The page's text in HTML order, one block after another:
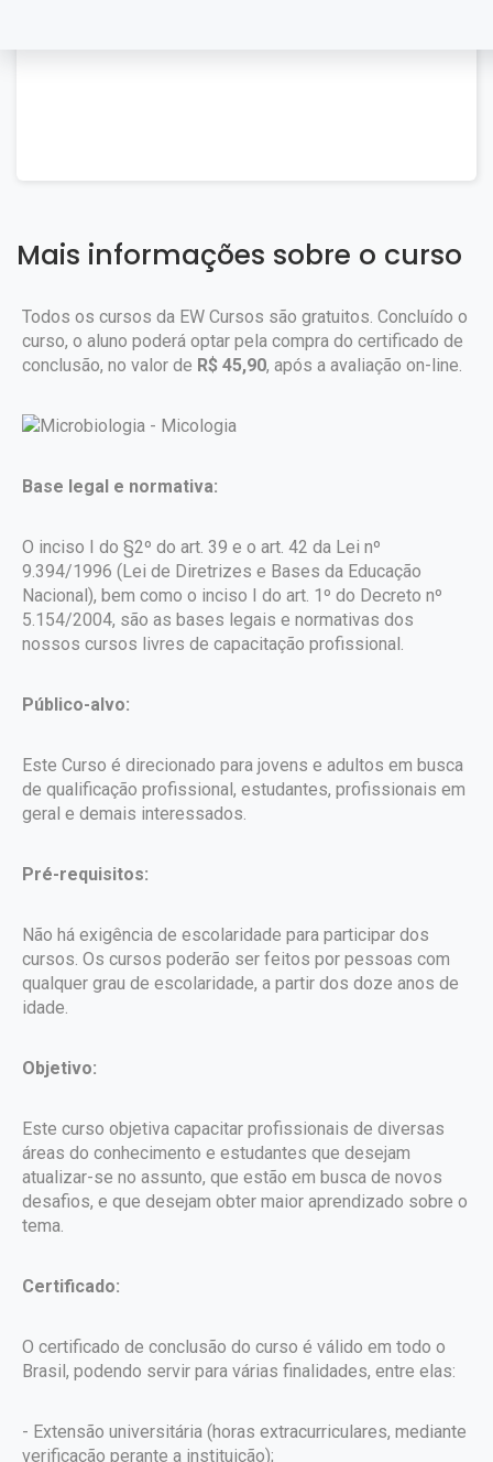
Mais informações sobre o curso
Todos os cursos da EW Cursos são gratuitos. Concluído o
curso, o aluno poderá optar pela compra do certificado de
conclusão, no valor de R$ 45,90, após a avaliação on-line.
Base legal e normativa:
O inciso I do §2º do art. 39 e o art. 42 da Lei nº
9.394/1996 (Lei de Diretrizes e Bases da Educação
Nacional), bem como o inciso I do art. 1º do Decreto nº
5.154/2004, são as bases legais e normativas dos
nossos cursos livres de capacitação profissional.
Público-alvo:
Este Curso é direcionado para jovens e adultos em busca
de qualificação profissional, estudantes, profissionais em
geral e demais interessados.
Pré-requisitos:
Não há exigência de escolaridade para participar dos
cursos. Os cursos poderão ser feitos por pessoas com
qualquer grau de escolaridade, a partir dos doze anos de
idade.
Objetivo:
Este curso objetiva capacitar profissionais de diversas
áreas do conhecimento e estudantes que desejam
atualizar-se no assunto, que estão em busca de novos
desafios, e que desejam obter maior aprendizado sobre o
tema.
Certificado:
O certificado de conclusão do curso é válido em todo o
Brasil, podendo servir para várias finalidades, entre elas:
- Extensão universitária (horas extracurriculares, mediante
verificação perante a instituição);